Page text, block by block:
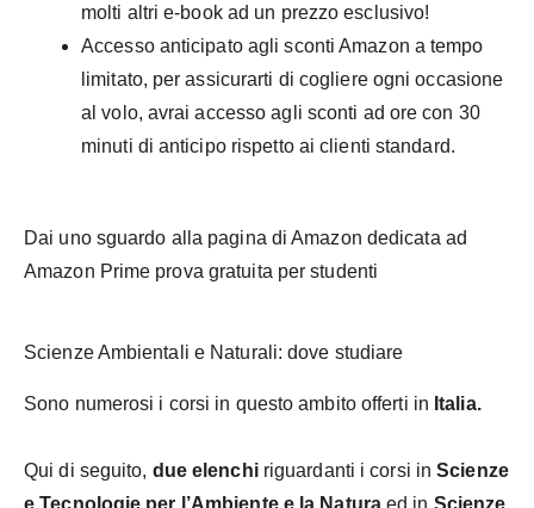
molti altri e-book ad un prezzo esclusivo!
Accesso anticipato agli sconti Amazon a tempo
limitato, per assicurarti di cogliere ogni occasione
al volo, avrai accesso agli sconti ad ore con 30
minuti di anticipo rispetto ai clienti standard.
Dai uno sguardo alla pagina di Amazon dedicata ad
Amazon Prime prova gratuita per studenti
Scienze Ambientali e Naturali: dove studiare
Sono numerosi i corsi in questo ambito offerti in Italia.
Qui di seguito, due elenchiriguardanti i corsi inScienze
e Tecnologie per l’Ambiente e la Naturaed in Scienze